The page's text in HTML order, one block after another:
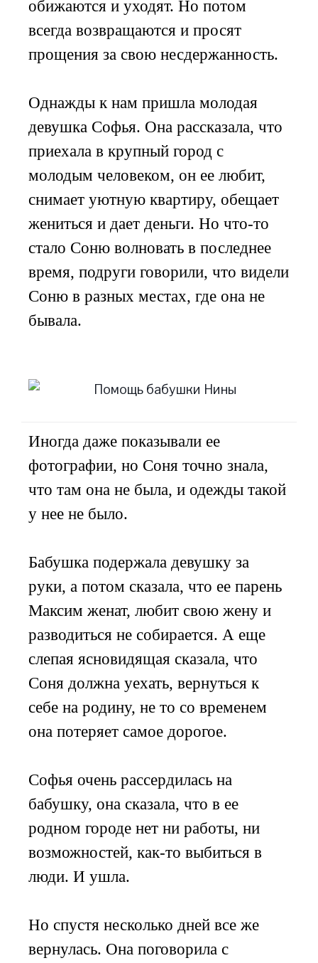
обижаются и уходят. Но потом
всегда возвращаются и просят
прощения за свою несдержанность.
Однажды к нам пришла молодая
девушка Софья. Она рассказала, что
приехала в крупный город с
молодым человеком, он ее любит,
снимает уютную квартиру, обещает
жениться и дает деньги. Но что-то
стало Соню волновать в последнее
время, подруги говорили, что видели
Соню в разных местах, где она не
бывала.
Иногда даже показывали ее
фотографии, но Соня точно знала,
что там она не была, и одежды такой
у нее не было.
Бабушка подержала девушку за
руки, а потом сказала, что ее парень
Максим женат, любит свою жену и
разводиться не собирается. А еще
слепая ясновидящая сказала, что
Соня должна уехать, вернуться к
себе на родину, не то со временем
она потеряет самое дорогое.
Софья очень рассердилась на
бабушку, она сказала, что в ее
родном городе нет ни работы, ни
возможностей, как-то выбиться в
люди. И ушла.
Но спустя несколько дней все же
вернулась. Она поговорила с